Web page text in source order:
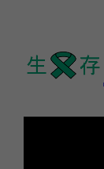
obsah